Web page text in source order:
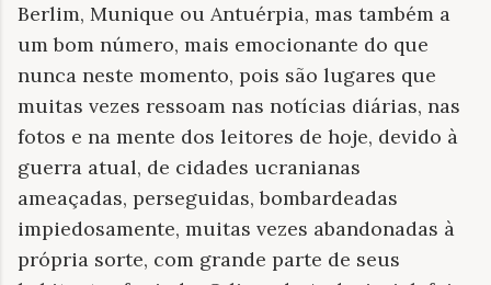
Berlim, Munique ou Antuérpia, mas também a
um bom número, mais emocionante do que
nunca neste momento, pois são lugares que
muitas vezes ressoam nas notícias diárias, nas
fotos e na mente dos leitores de hoje, devido à
guerra atual, de cidades ucranianas
ameaçadas, perseguidas, bombardeadas
impiedosamente, muitas vezes abandonadas à
própria sorte, com grande parte de seus